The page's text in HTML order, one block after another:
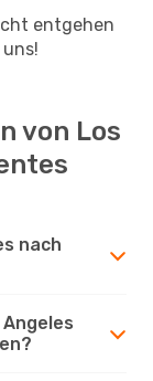
entgehen
von Los
nach